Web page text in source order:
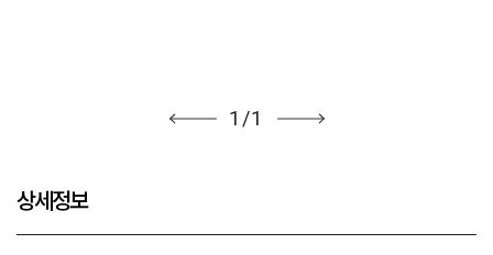
1 /1
상세정보